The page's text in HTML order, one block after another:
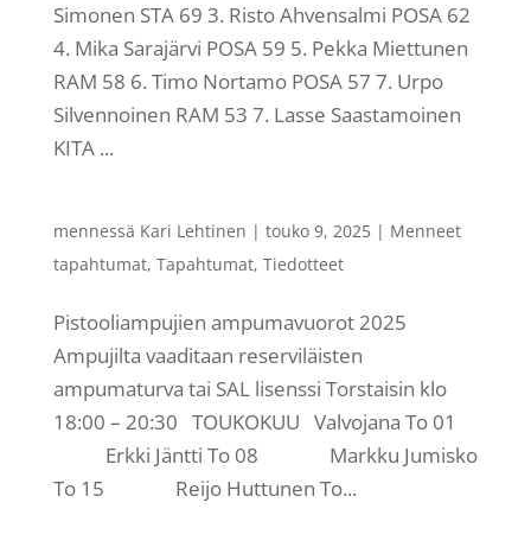
Simonen STA 69 3. Risto Ahvensalmi POSA 62
4. Mika Sarajärvi POSA 59 5. Pekka Miettunen
RAM 58 6. Timo Nortamo POSA 57 7. Urpo
Silvennoinen RAM 53 7. Lasse Saastamoinen
KITA ...
mennessä Kari Lehtinen | touko 9, 2025| Menneet
tapahtumat, Tapahtumat, Tiedotteet
Pistooliampujien ampumavuorot 2025
Ampujilta vaaditaan reserviläisten
ampumaturva tai SAL lisenssi Torstaisin klo
18:00 – 20:30 TOUKOKUU Valvojana To 01
Erkki Jäntti To 08 Markku Jumisko
To 15 Reijo Huttunen To...